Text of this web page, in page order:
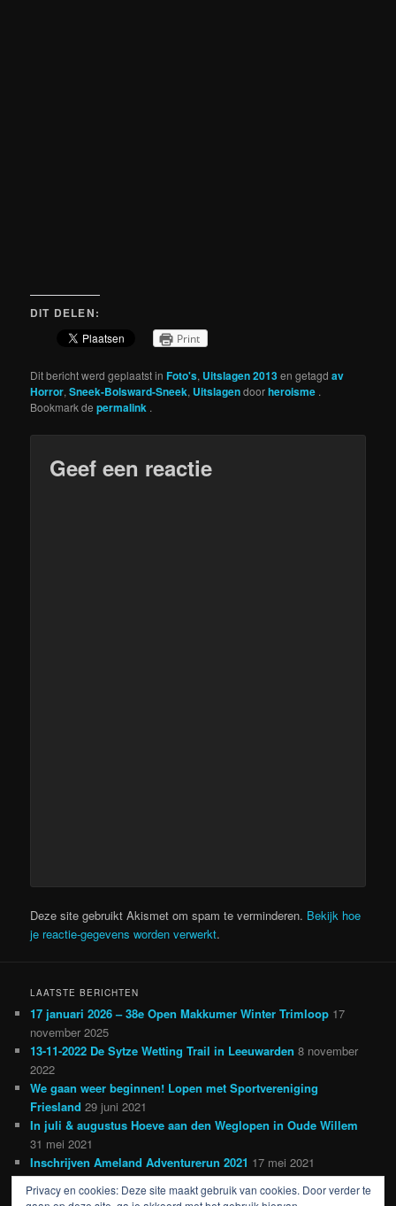
DIT DELEN:
Print
Dit bericht werd geplaatst inFoto's, Uitslagen 2013en getagdav
Horror,Sneek-Bolsward-Sneek, Uitslagendoorheroisme .
Bookmark depermalink .
Geef een reactie
Deze site gebruikt Akismet om spam te verminderen. Bekijk hoe
je reactie-gegevens worden verwerkt.
LAATSTE BERICHTEN
17 januari 2026 – 38e Open Makkumer Winter Trimloop 17
november 2025
13-11-2022 De Sytze Wetting Trail in Leeuwarden 8 november
2022
We gaan weer beginnen! Lopen met Sportvereniging
Friesland 29 juni 2021
In juli & augustus Hoeve aan den Weglopen in Oude Willem
31 mei 2021
Inschrijven Ameland Adventurerun 2021 17 mei 2021
Privacy en cookies: Deze site maakt gebruik van cookies. Door verder te